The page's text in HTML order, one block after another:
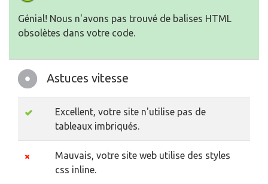
Génial! Nous n'avons pas trouvé de balises HTML
obsolètes dans votre code.
Astuces vitesse
Excellent, votre site n'utilise pas de
tableaux imbriqués.
Mauvais, votre site web utilise des styles
css inline.